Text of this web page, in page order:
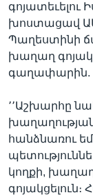
գոյատեւելու
խոստացավ
Պաղեստինի
խաղաղ
գաղափարին.
՚՚Աշխարհը
հանձնառու
կողքի,